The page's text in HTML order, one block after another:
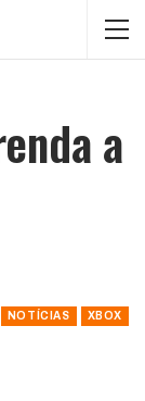
a
NOTÍCIAS XBOX